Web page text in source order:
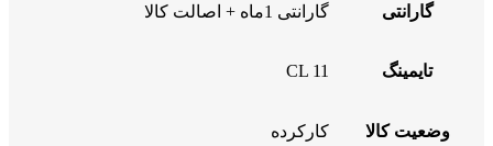
گارانتی گارانتی 1ماه + اصالت کالا
تایمینگ CL 11
وضعیت کالا کارکرده